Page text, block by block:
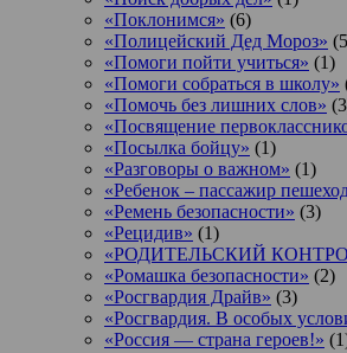
«Поклонимся» (6)
«Полицейский Дед Мороз»
«Помоги пойти учиться» (1)
«Помоги собраться в школу»
«Помочь без лишних слов»
«Посвящение
«Посылка бойцу» (1)
«Разговоры о важном» (1)
«Ребенок – пассажир
«Ремень безопасности» (3)
«Рецидив» (1)
«РОДИТЕЛЬСКИЙ
«Ромашка безопасности» (2)
«Росгвардия Драйв» (3)
«Росгвардия. В особых
«Россия — страна героев!»